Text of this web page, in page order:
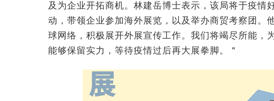
及为企业开拓商机。林建岳博士表示，该局将于疫情
动，带领企业参加海外展览，以及举办商贸考察团。
球网络，积极展开外展宣传工作。我们将竭尽所能，
能够保留实力，等待疫情过后再大展拳脚。＂